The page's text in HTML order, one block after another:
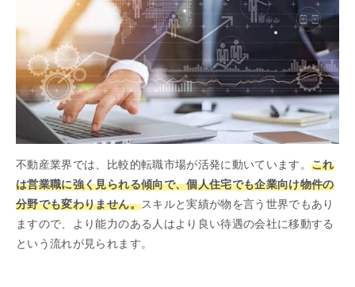
不動産業界では、比較的転職市場が活発に動いています。これ
は営業職に強く見られる傾向で、個人住宅でも企業向け物件の
分野でも変わりません。スキルと実績が物を言う世界でもあり
ますので、より能力のある人はより良い待遇の会社に移動する
という流れが見られます。